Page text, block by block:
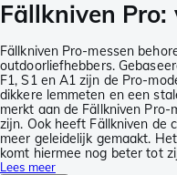
Fällkniven
Fällkniven Pro-messen
outdoorliefhebbers.
F1, S1 en A1 zijn de Pro-
dikkere lemmeten en een
merkt aan de Fällkniven
zijn. Ook heeft Fällkniven de
meer geleidelijk gemaakt.
komt hiermee nog beter tot
Lees meer